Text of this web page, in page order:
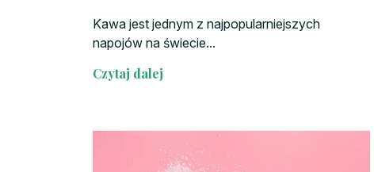
Kawa jest jednym z najpopularniejszych
napojów na świecie...
Czytaj dalej